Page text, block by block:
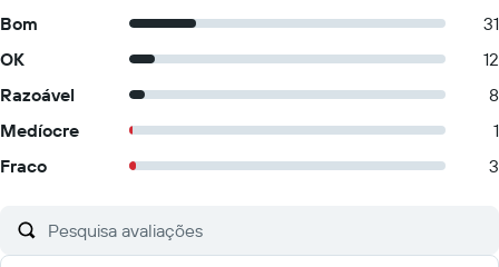
Bom
31
OK
12
Razoável
8
Medíocre
1
Fraco
3